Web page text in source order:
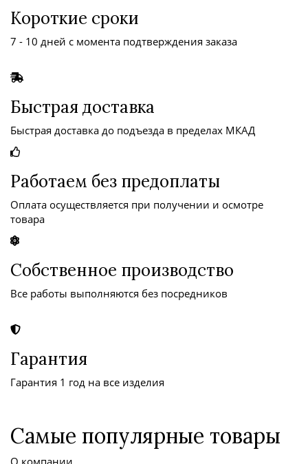
Короткие сроки
7 - 10 дней с момента подтверждения заказа
Быстрая доставка
Быстрая доставка до подъезда в пределах МКАД
Работаем без предоплаты
Оплата осуществляется при получении и осмотре
товара
Собственное производство
Все работы выполняются без посредников
Гарантия
Гарантия 1 год на все изделия
Самые популярные товары
О компании